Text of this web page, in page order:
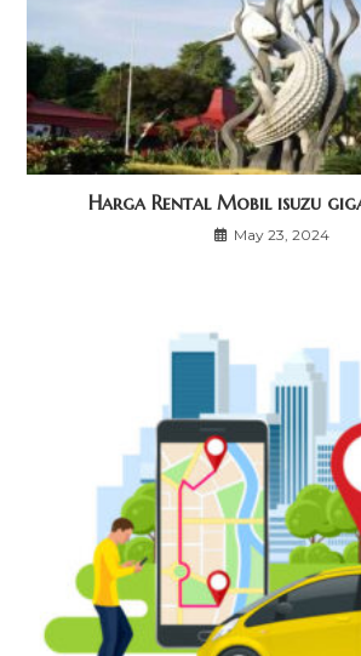
Harga Rental Mobil isuzu
May 23, 2024